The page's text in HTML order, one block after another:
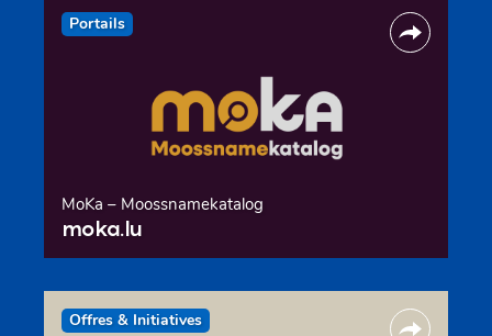
Portails
MoKa – Moossnamekatalog
moka.lu
Offres & Initiatives